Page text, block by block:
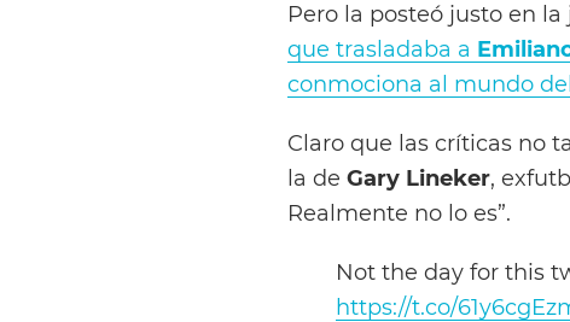
Pero la posteó justo en
que trasladaba a
conmociona al mundo
Claro que las críticas no
la de Gary Lineker,
Realmente no lo es”.
Not the day for this
https://t.co/